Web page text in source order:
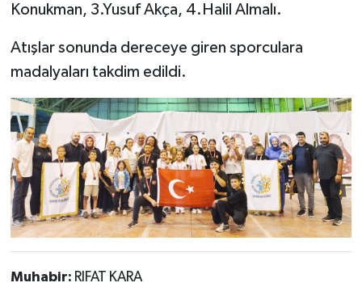
Konukman, 3.Yusuf Akça, 4.Halil Almalı.
Atışlar sonunda dereceye giren sporculara
madalyaları takdim edildi.
Muhabir: RIFAT KARA